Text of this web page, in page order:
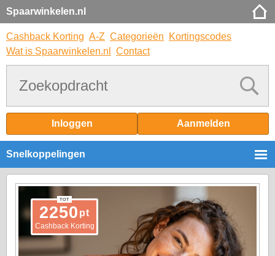
Spaarwinkelen.nl
Cashback Korting A-Z Categorieën
Kortingscodes
Wat is Spaarwinkelen.nl
Contact
Inloggen Aanmelden
Snelkoppelingen
2250 pt
Cashback Korting
TOT